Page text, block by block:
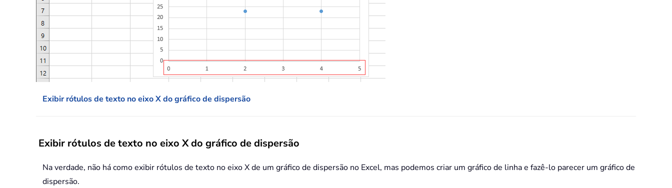
Exibir rótulos de texto no eixo X do gráfico de dispersão
Exibir rótulos de texto no eixo X do gráfico de dispersão
Na verdade, não há como exibir rótulos de texto no eixo X de um gráfico de dispersão no Excel, mas podemos criar um gráfico de linha e fazê-lo parecer um gráfico de
dispersão.